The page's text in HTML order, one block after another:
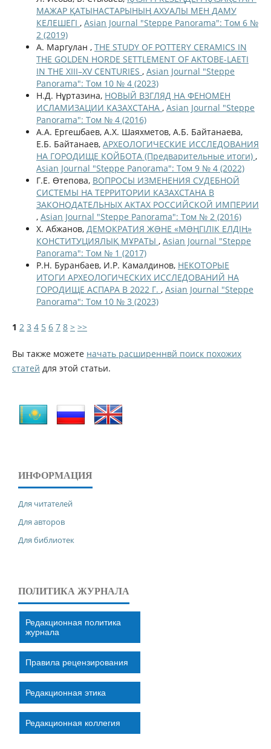
МАЖАР ҚАТЫНАСТАРЫНЫҢ АХУАЛЫ МЕН ДАМУ
КЕЛЕШЕГІ , Asian Journal "Steppe Panorama": Том 6 №
2 (2019)
А. Маргулан , THE STUDY OF POTTERY CERAMICS IN
THE GOLDEN HORDE SETTLEMENT OF AKTOBE-LAETI
IN THE XIII–XV CENTURIES , Asian Journal "Steppe
Panorama": Том 10 № 4 (2023)
Н.Д. Нұртазина, НОВЫЙ ВЗГЛЯД НА ФЕНОМЕН
ИСЛАМИЗАЦИИ КАЗАХСТАНА , Asian Journal "Steppe
Panorama": Том № 4 (2016)
А.А. Ергешбаев, А.Х. Шаяхметов, А.Б. Байтанаева,
Е.Б. Байтанаев, АРХЕОЛОГИЧЕСКИЕ ИССЛЕДОВАНИЯ
НА ГОРОДИЩЕ КОЙБОТА (Предварительные итоги) ,
Asian Journal "Steppe Panorama": Том 9 № 4 (2022)
Г.Е. Өтепова, ВОПРОСЫ ИЗМЕНЕНИЯ СУДЕБНОЙ
СИСТЕМЫ НА ТЕРРИТОРИИ КАЗАХСТАНА В
ЗАКОНОДАТЕЛЬНЫХ АКТАХ РОССИЙСКОЙ ИМПЕРИИ
, Asian Journal "Steppe Panorama": Том № 2 (2016)
Х. Абжанов, ДЕМОКРАТИЯ ЖƏНЕ «МƏҢГІЛІК ЕЛДІҢ»
КОНСТИТУЦИЯЛЫҚ МҰРАТЫ , Asian Journal "Steppe
Panorama": Том № 1 (2017)
Р.Н. Буранбаев, И.Р. Камалдинов, НЕКОТОРЫЕ
ИТОГИ АРХЕОЛОГИЧЕСКИХ ИССЛЕДОВАНИЙ НА
ГОРОДИЩЕ АСПАРА В 2022 Г. , Asian Journal "Steppe
Panorama": Том 10 № 3 (2023)
1 2 3 4 5 6 7 8 > >>
Вы также можете начать расширеннвй поиск похожих
статей для этой статьи.
ИНФОРМАЦИЯ
Для читателей
Для авторов
Для библиотек
ПОЛИТИКА ЖУРНАЛА
Редакционная политика
журнала
Правила рецензирования
Редакционная этика
Редакционная коллегия